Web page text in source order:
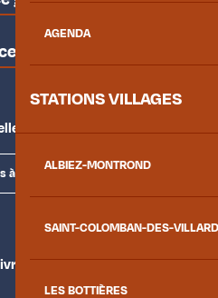
AGENDA
STATIONS VILLAGES
ALBIEZ-MONTROND
SAINT-COLOMBAN-DES-
LES BOTTIÈRES
presse
façon d'explorer la vallée.
à la newsletter